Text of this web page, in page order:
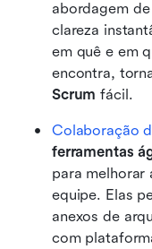
abordagem
clareza
em quê e em
encontra,
Scrum fácil.
Colaboração
ferramentas
para melhorar
equipe. Elas
anexos de
com